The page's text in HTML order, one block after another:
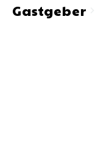
Gastgeberchevron_right